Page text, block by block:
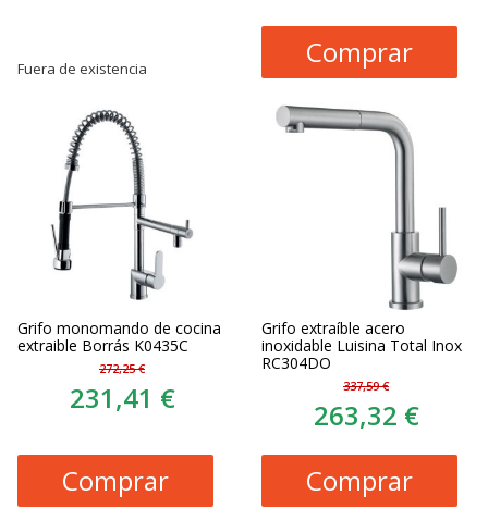
Fuera de existencia
Comprar
Grifo monomando de cocina
extraible Borrás K0435C
272,25 €
231,41 €
Comprar
Grifo extraíble acero
inoxidable Luisina Total Inox
RC304DO
337,59 €
263,32 €
Comprar